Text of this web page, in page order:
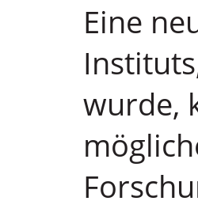
Eine
wurde,